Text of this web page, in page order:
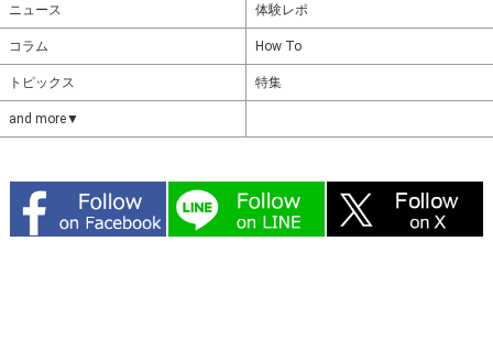
ニュース 体験レポ
コラム How To
トピックス 特集
and more▼